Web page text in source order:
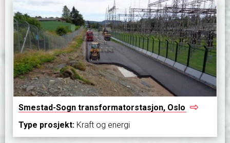
Smestad-Sogn transformatorstasjon, Oslo
Type prosjekt: Kraft og energi